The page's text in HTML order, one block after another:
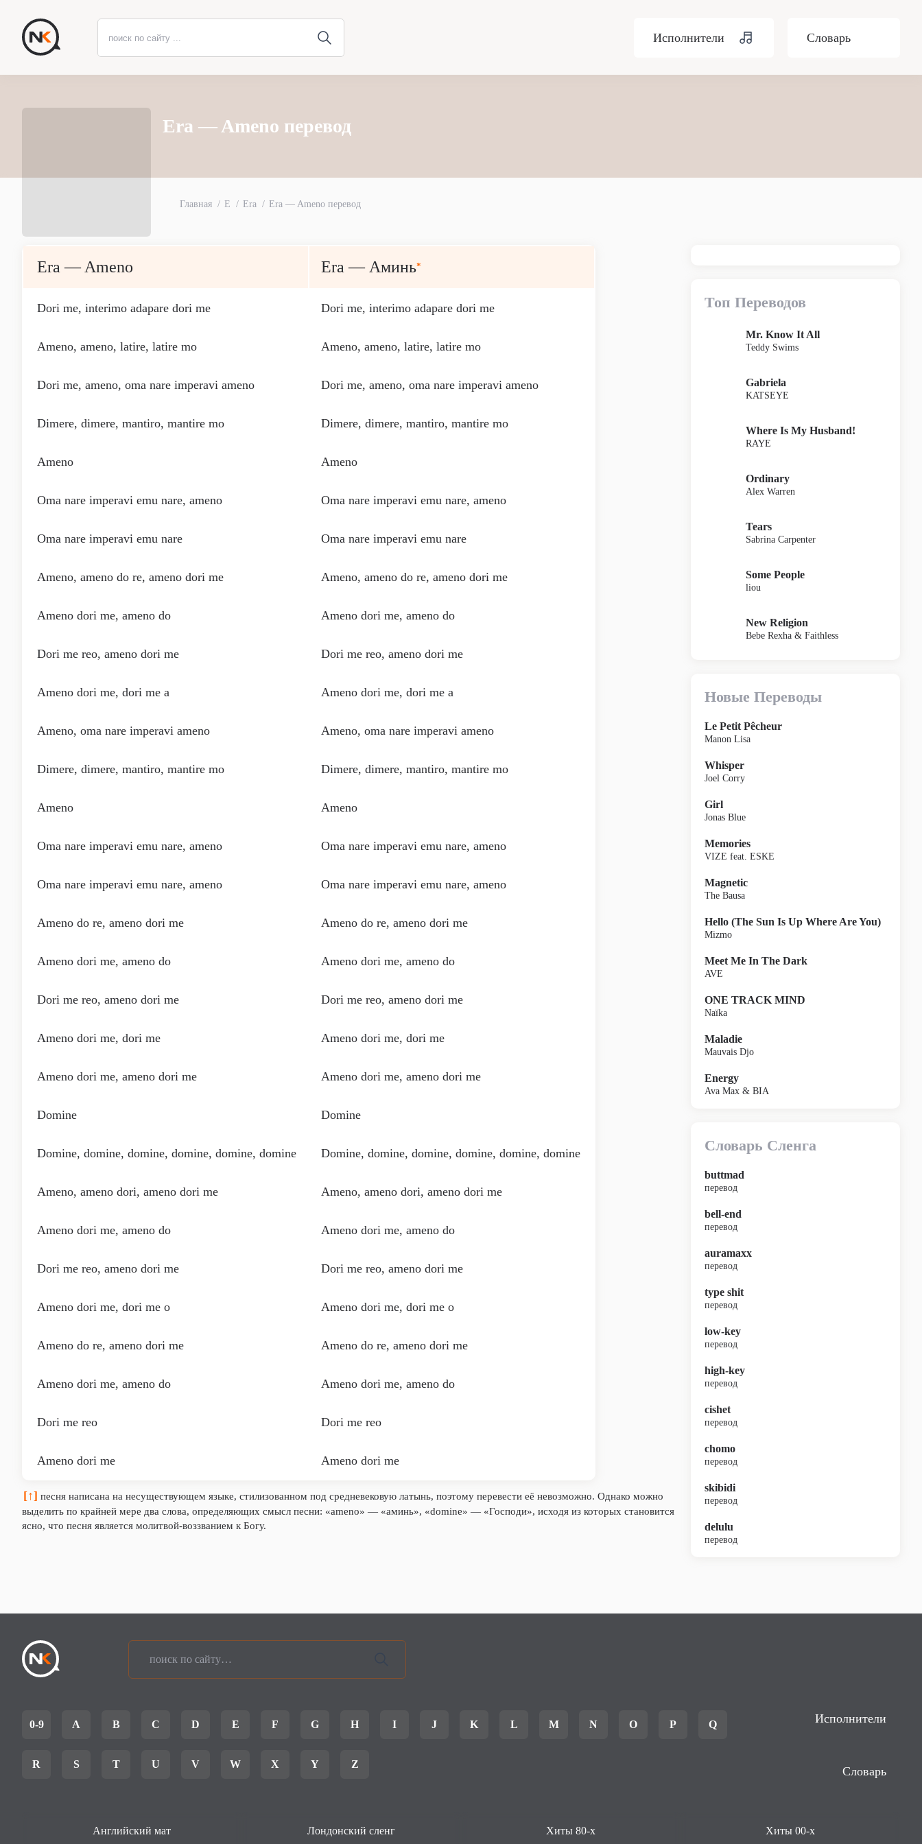
Исполнители Словарь
Era — Ameno перевод
Главная E Era Era — Ameno перевод
Era — Ameno Era — Аминь*
Dori me, interimo adapare dori me Dori me, interimo adapare dori me
Ameno, ameno, latire, latire mo Ameno, ameno, latire, latire mo
Dori me, ameno, oma nare imperavi ameno Dori me, ameno, oma nare imperavi ameno
Dimere, dimere, mantiro, mantire mo Dimere, dimere, mantiro, mantire mo
Ameno Ameno
Oma nare imperavi emu nare, ameno Oma nare imperavi emu nare, ameno
Oma nare imperavi emu nare Oma nare imperavi emu nare
Ameno, ameno do re, ameno dori me Ameno, ameno do re, ameno dori me
Ameno dori me, ameno do Ameno dori me, ameno do
Dori me reo, ameno dori me Dori me reo, ameno dori me
Ameno dori me, dori me a Ameno dori me, dori me a
Ameno, oma nare imperavi ameno Ameno, oma nare imperavi ameno
Dimere, dimere, mantiro, mantire mo Dimere, dimere, mantiro, mantire mo
Ameno Ameno
Oma nare imperavi emu nare, ameno Oma nare imperavi emu nare, ameno
Oma nare imperavi emu nare, ameno Oma nare imperavi emu nare, ameno
Ameno do re, ameno dori me Ameno do re, ameno dori me
Ameno dori me, ameno do Ameno dori me, ameno do
Dori me reo, ameno dori me Dori me reo, ameno dori me
Ameno dori me, dori me Ameno dori me, dori me
Ameno dori me, ameno dori me Ameno dori me, ameno dori me
Domine Domine
Domine, domine, domine, domine, domine, domine Domine, domine, domine, domine, domine, domine
Ameno, ameno dori, ameno dori me Ameno, ameno dori, ameno dori me
Ameno dori me, ameno do Ameno dori me, ameno do
Dori me reo, ameno dori me Dori me reo, ameno dori me
Ameno dori me, dori me o Ameno dori me, dori me o
Ameno do re, ameno dori me Ameno do re, ameno dori me
Ameno dori me, ameno do Ameno dori me, ameno do
Dori me reo Dori me reo
Ameno dori me Ameno dori me
[↑] песня написана на несуществующем языке, стилизованном под средневековую латынь, поэтому перевести её невозможно. Однако можно
выделить по крайней мере два слова, определяющих смысл песни: «ameno» — «аминь», «domine» — «Господи», исходя из которых становится
ясно, что песня является молитвой-воззванием к Богу.
Топ Переводов
Mr. Know It All
Teddy Swims
Gabriela
KATSEYE
Where Is My Husband!
RAYE
Ordinary
Alex Warren
Tears
Sabrina Carpenter
Some People
liou
New Religion
Bebe Rexha & Faithless
Новые Переводы
Le Petit Pêcheur
Manon Lisa
Whisper
Joel Corry
Girl
Jonas Blue
Memories
VIZE feat. ESKE
Magnetic
The Bausa
Hello (The Sun Is Up Where Are You)
Mizmo
Meet Me In The Dark
AVE
ONE TRACK MIND
Naïka
Maladie
Mauvais Djo
Energy
Ava Max & BIA
Словарь Сленга
buttmad
перевод
bell-end
перевод
auramaxx
перевод
type shit
перевод
low-key
перевод
high-key
перевод
cishet
перевод
chomo
перевод
skibidi
перевод
delulu
перевод
0-9 A B C D E F G H I J K L M N O P Q
R S T U V W X Y Z
Исполнители
Словарь
Английский мат Лондонский сленг Хиты 80-х Хиты 00-х